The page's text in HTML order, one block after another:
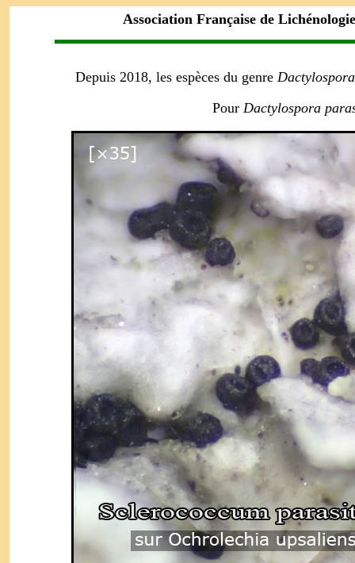
Association Française de Lichénologie
Depuis 2018, les espèces du genre Dactylospora
Pour Dactylospora